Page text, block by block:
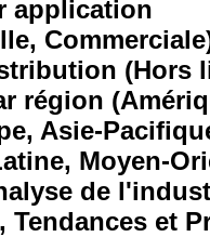
application
(Hors
région
Asie-
Moyen-
de
Tendances et